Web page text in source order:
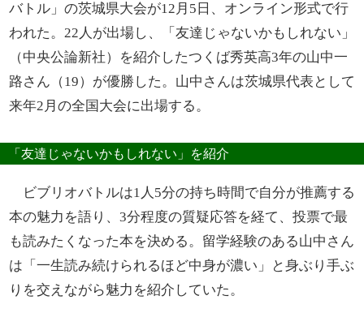
バトル」の茨城県大会が12月5日、オンライン形式で行
われた。22人が出場し、「友達じゃないかもしれない」
（中央公論新社）を紹介したつくば秀英高3年の山中一
路さん（19）が優勝した。山中さんは茨城県代表として
来年2月の全国大会に出場する。
「友達じゃないかもしれない」を紹介
ビブリオバトルは1人5分の持ち時間で自分が推薦する
本の魅力を語り、3分程度の質疑応答を経て、投票で最
も読みたくなった本を決める。留学経験のある山中さん
は「一生読み続けられるほど中身が濃い」と身ぶり手ぶ
りを交えながら魅力を紹介していた。